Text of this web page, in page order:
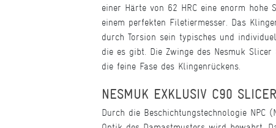
einer Härte von 62 HRC eine enorm
einem perfekten Filetiermesser. Das
durch Torsion sein typisches und
die es gibt. Die Zwinge des Nesmuk
die feine Fase des Klingenrückens.
NESMUK EXKLUSIV C90
Durch die Beschichtungstechnologie